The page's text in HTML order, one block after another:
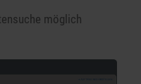
möglich